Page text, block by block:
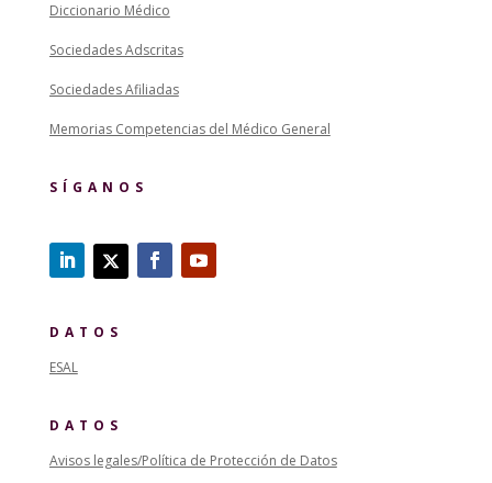
Diccionario Médico
Sociedades Adscritas
Sociedades Afiliadas
Memorias Competencias del Médico General
SÍGANOS
DATOS
ESAL
DATOS
Avisos legales/Política de Protección de Datos